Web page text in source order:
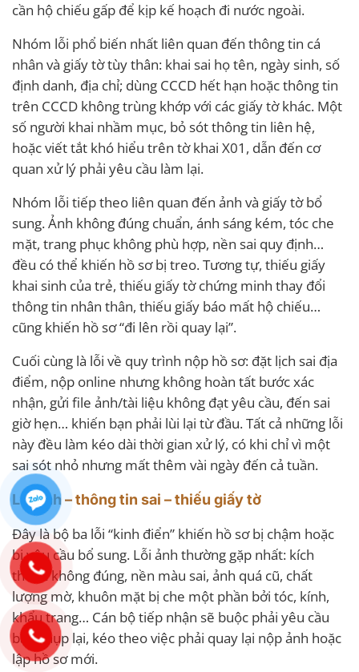
cần hộ chiếu gấp để kịp kế hoạch đi nước ngoài.
Nhóm lỗi phổ biến nhất liên quan đến thông tin cá
nhân và giấy tờ tùy thân: khai sai họ tên, ngày sinh, số
định danh, địa chỉ; dùng CCCD hết hạn hoặc thông tin
trên CCCD không trùng khớp với các giấy tờ khác. Một
số người khai nhầm mục, bỏ sót thông tin liên hệ,
hoặc viết tắt khó hiểu trên tờ khai X01, dẫn đến cơ
quan xử lý phải yêu cầu làm lại.
Nhóm lỗi tiếp theo liên quan đến ảnh và giấy tờ bổ
sung. Ảnh không đúng chuẩn, ánh sáng kém, tóc che
mặt, trang phục không phù hợp, nền sai quy định…
đều có thể khiến hồ sơ bị treo. Tương tự, thiếu giấy
khai sinh của trẻ, thiếu giấy tờ chứng minh thay đổi
thông tin nhân thân, thiếu giấy báo mất hộ chiếu…
cũng khiến hồ sơ “đi lên rồi quay lại”.
Cuối cùng là lỗi về quy trình nộp hồ sơ: đặt lịch sai địa
điểm, nộp online nhưng không hoàn tất bước xác
nhận, gửi file ảnh/tài liệu không đạt yêu cầu, đến sai
giờ hẹn… khiến bạn phải lùi lại từ đầu. Tất cả những lỗi
này đều làm kéo dài thời gian xử lý, có khi chỉ vì một
sai sót nhỏ nhưng mất thêm vài ngày đến cả tuần.
Lỗi ảnh – thông tin sai – thiếu giấy tờ
Đây là bộ ba lỗi “kinh điển” khiến hồ sơ bị chậm hoặc
bị yêu cầu bổ sung. Lỗi ảnh thường gặp nhất: kích
thước không đúng, nền màu sai, ảnh quá cũ, chất
lượng mờ, khuôn mặt bị che một phần bởi tóc, kính,
khẩu trang… Cán bộ tiếp nhận sẽ buộc phải yêu cầu
bạn chụp lại, kéo theo việc phải quay lại nộp ảnh hoặc
lập hồ sơ mới.